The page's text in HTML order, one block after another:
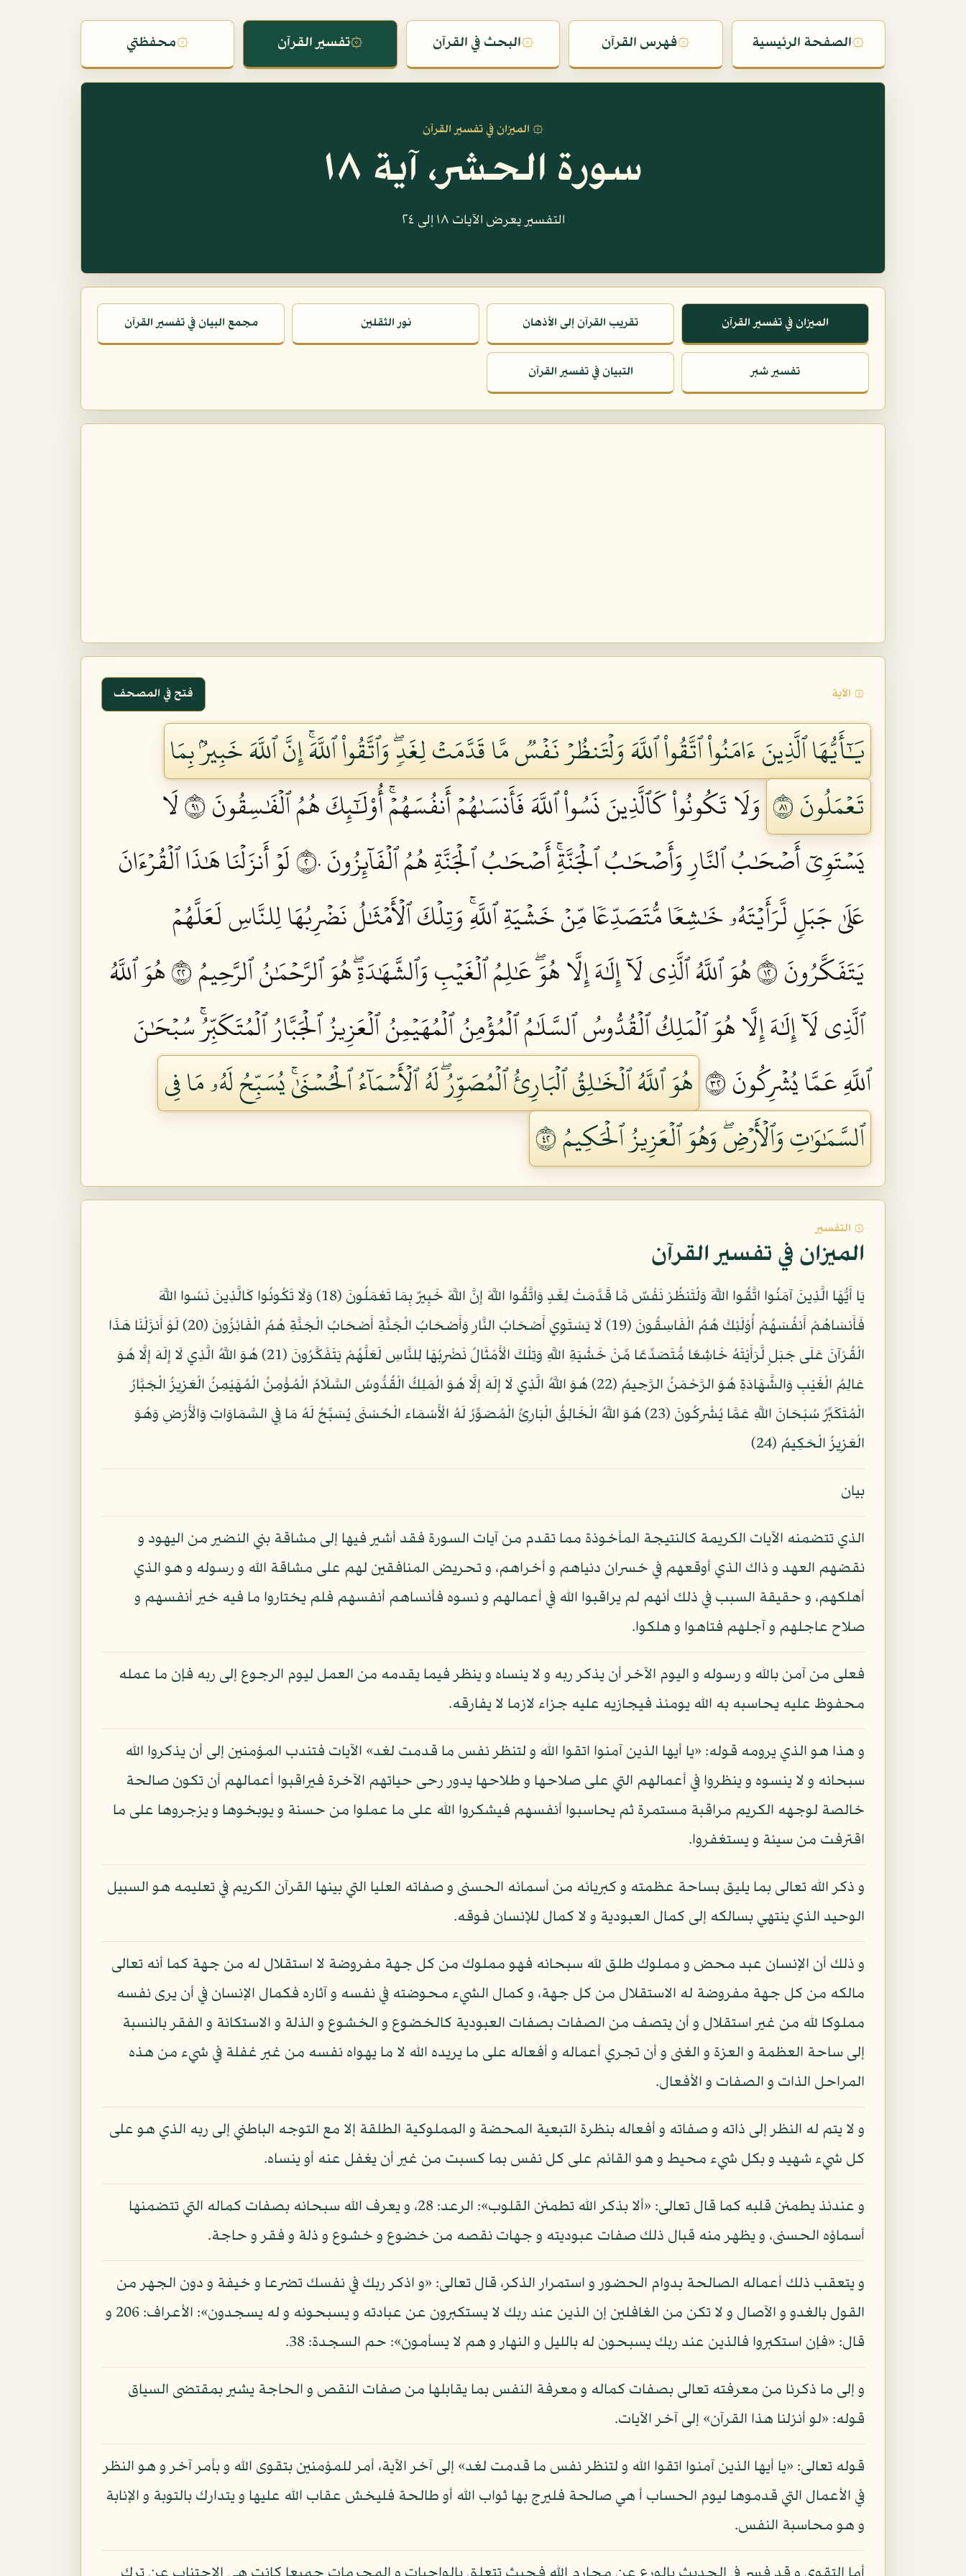
۞الصفحة الرئيسية ۞فهرس القرآن ۞البحث في القرآن ۞تفسير القرآن ۞محفظتي
۞ الميزان في تفسير القرآن
سورة الحشر، آية ١٨
التفسير يعرض الآيات ١٨ إلى ٢٤
الميزان في تفسير القرآن تقريب القرآن إلى الأذهان نور الثقلين مجمع البيان في تفسير القرآن
تفسير شبر التبيان في تفسير القرآن
۞ الآية فتح في المصحف
يَٰٓأَيُّهَا ٱلَّذِينَ ءَامَنُواْ ٱتَّقُواْ ٱللَّهَ وَلۡتَنظُرۡ نَفۡسٞ مَّا قَدَّمَتۡ لِغَدٖۖ وَٱتَّقُواْ ٱللَّهَۚ إِنَّ ٱللَّهَ خَبِيرُۢ بِمَا
تَعۡمَلُونَ ١٨
وَلَا تَكُونُواْ كَٱلَّذِينَ نَسُواْ ٱللَّهَ فَأَنسَىٰهُمۡ أَنفُسَهُمۡۚ أُوْلَٰٓئِكَ هُمُ ٱلۡفَٰسِقُونَ ١٩
لَا
يَسۡتَوِيٓ أَصۡحَٰبُ ٱلنَّارِ وَأَصۡحَٰبُ ٱلۡجَنَّةِۚ أَصۡحَٰبُ ٱلۡجَنَّةِ هُمُ ٱلۡفَآئِزُونَ ٢٠
لَوۡ أَنزَلۡنَا هَٰذَا ٱلۡقُرۡءَانَ
عَلَىٰ جَبَلٖ لَّرَأَيۡتَهُۥ خَٰشِعٗا مُّتَصَدِّعٗا مِّنۡ خَشۡيَةِ ٱللَّهِۚ وَتِلۡكَ ٱلۡأَمۡثَٰلُ نَضۡرِبُهَا لِلنَّاسِ لَعَلَّهُمۡ
يَتَفَكَّرُونَ ٢١
هُوَ ٱللَّهُ ٱلَّذِي لَآ إِلَٰهَ إِلَّا هُوَۖ عَٰلِمُ ٱلۡغَيۡبِ وَٱلشَّهَٰدَةِۖ هُوَ ٱلرَّحۡمَٰنُ ٱلرَّحِيمُ ٢٢
هُوَ ٱللَّهُ
ٱلَّذِي لَآ إِلَٰهَ إِلَّا هُوَ ٱلۡمَلِكُ ٱلۡقُدُّوسُ ٱلسَّلَٰمُ ٱلۡمُؤۡمِنُ ٱلۡمُهَيۡمِنُ ٱلۡعَزِيزُ ٱلۡجَبَّارُ ٱلۡمُتَكَبِّرُۚ سُبۡحَٰنَ
ٱللَّهِ عَمَّا يُشۡرِكُونَ ٢٣
هُوَ ٱللَّهُ ٱلۡخَٰلِقُ ٱلۡبَارِئُ ٱلۡمُصَوِّرُۖ لَهُ ٱلۡأَسۡمَآءُ ٱلۡحُسۡنَىٰۚ يُسَبِّحُ لَهُۥ مَا فِي
ٱلسَّمَٰوَٰتِ وَٱلۡأَرۡضِۖ وَهُوَ ٱلۡعَزِيزُ ٱلۡحَكِيمُ ٢٤
۞ التفسير
الميزان في تفسير القرآن
يَا أَيُّهَا الَّذِينَ آمَنُوا اتَّقُوا اللَّهَ وَلْتَنظُرْ نَفْسٌ مَّا قَدَّمَتْ لِغَدٍ وَاتَّقُوا اللَّهَ إِنَّ اللَّهَ خَبِيرٌ بِمَا تَعْمَلُونَ (18) وَلَا تَكُونُوا كَالَّذِينَ نَسُوا اللَّهَ
فَأَنسَاهُمْ أَنفُسَهُمْ أُوْلَئِكَ هُمُ الْفَاسِقُونَ (19) لَا يَسْتَوِي أَصْحَابُ النَّارِ وَأَصْحَابُ الْجَنَّةِ أَصْحَابُ الْجَنَّةِ هُمُ الْفَائِزُونَ (20) لَوْ أَنزَلْنَا هَذَا
الْقُرْآنَ عَلَى جَبَلٍ لَّرَأَيْتَهُ خَاشِعًا مُّتَصَدِّعًا مِّنْ خَشْيَةِ اللَّهِ وَتِلْكَ الْأَمْثَالُ نَضْرِبُهَا لِلنَّاسِ لَعَلَّهُمْ يَتَفَكَّرُونَ (21) هُوَ اللَّهُ الَّذِي لَا إِلَهَ إِلَّا هُوَ
عَالِمُ الْغَيْبِ وَالشَّهَادَةِ هُوَ الرَّحْمَنُ الرَّحِيمُ (22) هُوَ اللَّهُ الَّذِي لَا إِلَهَ إِلَّا هُوَ الْمَلِكُ الْقُدُّوسُ السَّلَامُ الْمُؤْمِنُ الْمُهَيْمِنُ الْعَزِيزُ الْجَبَّارُ
الْمُتَكَبِّرُ سُبْحَانَ اللَّهِ عَمَّا يُشْرِكُونَ (23) هُوَ اللَّهُ الْخَالِقُ الْبَارِئُ الْمُصَوِّرُ لَهُ الْأَسْمَاء الْحُسْنَى يُسَبِّحُ لَهُ مَا فِي السَّمَاوَاتِ وَالْأَرْضِ وَهُوَ
الْعَزِيزُ الْحَكِيمُ (24)
بيان
الذي تتضمنه الآيات الكريمة كالنتيجة المأخوذة مما تقدم من آيات السورة فقد أشير فيها إلى مشاقة بني النضير من اليهود و
نقضهم العهد و ذاك الذي أوقعهم في خسران دنياهم و أخراهم، و تحريض المنافقين لهم على مشاقة الله و رسوله و هو الذي
أهلكهم، و حقيقة السبب في ذلك أنهم لم يراقبوا الله في أعمالهم و نسوه فأنساهم أنفسهم فلم يختاروا ما فيه خير أنفسهم و
صلاح عاجلهم و آجلهم فتاهوا و هلكوا.
فعلى من آمن بالله و رسوله و اليوم الآخر أن يذكر ربه و لا ينساه و ينظر فيما يقدمه من العمل ليوم الرجوع إلى ربه فإن ما عمله
محفوظ عليه يحاسبه به الله يومئذ فيجازيه عليه جزاء لازما لا يفارقه.
و هذا هو الذي يرومه قوله: «يا أيها الذين آمنوا اتقوا الله و لتنظر نفس ما قدمت لغد» الآيات فتندب المؤمنين إلى أن يذكروا الله
سبحانه و لا ينسوه و ينظروا في أعمالهم التي على صلاحها و طلاحها يدور رحى حياتهم الآخرة فيراقبوا أعمالهم أن تكون صالحة
خالصة لوجهه الكريم مراقبة مستمرة ثم يحاسبوا أنفسهم فيشكروا الله على ما عملوا من حسنة و يوبخوها و يزجروها على ما
اقترفت من سيئة و يستغفروا.
و ذكر الله تعالى بما يليق بساحة عظمته و كبريائه من أسمائه الحسنى و صفاته العليا التي بينها القرآن الكريم في تعليمه هو السبيل
الوحيد الذي ينتهي بسالكه إلى كمال العبودية و لا كمال للإنسان فوقه.
و ذلك أن الإنسان عبد محض و مملوك طلق لله سبحانه فهو مملوك من كل جهة مفروضة لا استقلال له من جهة كما أنه تعالى
مالكه من كل جهة مفروضة له الاستقلال من كل جهة، و كمال الشيء محوضته في نفسه و آثاره فكمال الإنسان في أن يرى نفسه
مملوكا لله من غير استقلال و أن يتصف من الصفات بصفات العبودية كالخضوع و الخشوع و الذلة و الاستكانة و الفقر بالنسبة
إلى ساحة العظمة و العزة و الغنى و أن تجري أعماله و أفعاله على ما يريده الله لا ما يهواه نفسه من غير غفلة في شيء من هذه
المراحل الذات و الصفات و الأفعال.
و لا يتم له النظر إلى ذاته و صفاته و أفعاله بنظرة التبعية المحضة و المملوكية الطلقة إلا مع التوجه الباطني إلى ربه الذي هو على
كل شيء شهيد و بكل شيء محيط و هو القائم على كل نفس بما كسبت من غير أن يغفل عنه أو ينساه.
و عندئذ يطمئن قلبه كما قال تعالى: «ألا بذكر الله تطمئن القلوب»: الرعد: 28، و يعرف الله سبحانه بصفات كماله التي تتضمنها
أسماؤه الحسنى، و يظهر منه قبال ذلك صفات عبوديته و جهات نقصه من خضوع و خشوع و ذلة و فقر و حاجة.
و يتعقب ذلك أعماله الصالحة بدوام الحضور و استمرار الذكر، قال تعالى: «و اذكر ربك في نفسك تضرعا و خيفة و دون الجهر من
القول بالغدو و الآصال و لا تكن من الغافلين إن الذين عند ربك لا يستكبرون عن عبادته و يسبحونه و له يسجدون»: الأعراف: 206 و
قال: «فإن استكبروا فالذين عند ربك يسبحون له بالليل و النهار و هم لا يسأمون»: حم السجدة: 38.
و إلى ما ذكرنا من معرفته تعالى بصفات كماله و معرفة النفس بما يقابلها من صفات النقص و الحاجة يشير بمقتضى السياق
قوله: «لو أنزلنا هذا القرآن» إلى آخر الآيات.
قوله تعالى: «يا أيها الذين آمنوا اتقوا الله و لتنظر نفس ما قدمت لغد» إلى آخر الآية، أمر للمؤمنين بتقوى الله و بأمر آخر و هو النظر
في الأعمال التي قدموها ليوم الحساب أ هي صالحة فليرج بها ثواب الله أو طالحة فليخش عقاب الله عليها و يتدارك بالتوبة و الإنابة
و هو محاسبة النفس.